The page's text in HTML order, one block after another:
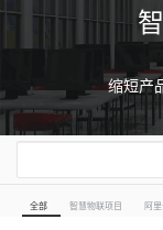
缩短产
全部 智慧物联项目 阿